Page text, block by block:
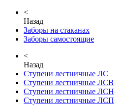
<
Назад
Заборы на стаканах
Заборы самостоящие
<
Назад
Ступени лестничные ЛС
Ступени лестничные ЛСВ
Ступени лестничные ЛСН
Ступени лестничные ЛСП